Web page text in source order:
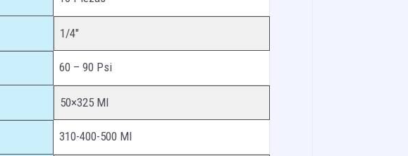
1/4″
60 – 90 Psi
50×325 Ml
310-400-500 Ml